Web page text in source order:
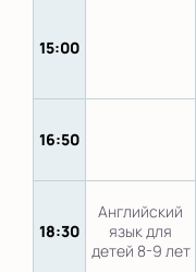
15:00
16:50
18:30
Английский
язык для
детей 8-9 лет